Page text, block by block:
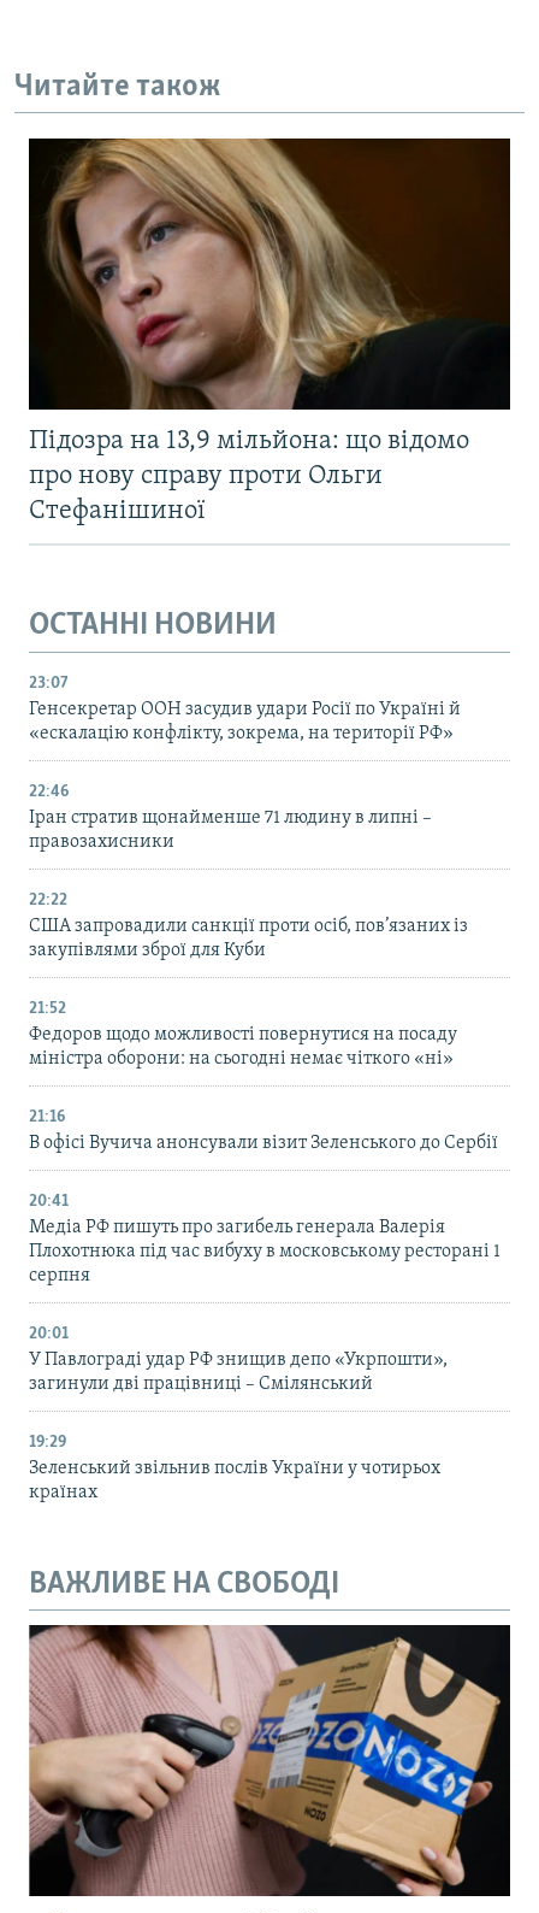
Читайте також
Підозра на 13,9 мільйона: що відомо
про нову справу проти Ольги
Стефанішиної
ОСТАННІ НОВИНИ
23:07
Генсекретар ООН засудив удари Росії по Україні й
«ескалацію конфлікту, зокрема, на території РФ»
22:46
Іран стратив щонайменше 71 людину в липні –
правозахисники
22:22
США запровадили санкції проти осіб, пов’язаних із
закупівлями зброї для Куби
21:52
Федоров щодо можливості повернутися на посаду
міністра оборони: на сьогодні немає чіткого «ні»
21:16
В офісі Вучича анонсували візит Зеленського до Сербії
20:41
Медіа РФ пишуть про загибель генерала Валерія
Плохотнюка під час вибуху в московському ресторані 1
серпня
20:01
У Павлограді удар РФ знищив депо «Укрпошти»,
загинули дві працівниці – Смілянський
19:29
Зеленський звільнив послів України у чотирьох
країнах
ВАЖЛИВЕ НА СВОБОДІ